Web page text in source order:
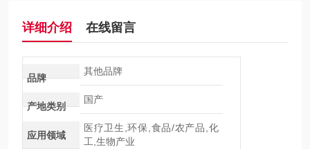
详细介绍 在线留言
品牌
其他品牌
产地类别
国产
应用领域
医疗卫生,环保,食品/农产品,化
工,生物产业